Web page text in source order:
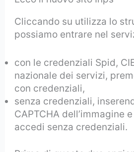
Cliccando su utilizza lo
possiamo entrare nel
con le credenziali Spid,
nazionale dei servizi,
con credenziali,
senza credenziali,
CAPTCHA dell’immagine
accedi senza credenziali.